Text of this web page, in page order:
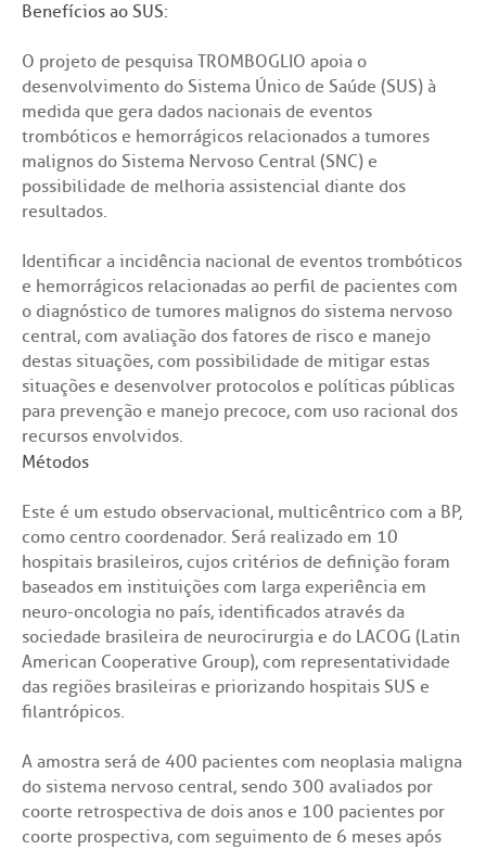
Benefícios ao SUS:
O projeto de pesquisa TROMBOGLIO apoia o
desenvolvimento do Sistema Único de Saúde (SUS) à
medida que gera dados nacionais de eventos
trombóticos e hemorrágicos relacionados a tumores
malignos do Sistema Nervoso Central (SNC) e
possibilidade de melhoria assistencial diante dos
resultados.
Identificar a incidência nacional de eventos trombóticos
e hemorrágicos relacionadas ao perfil de pacientes com
o diagnóstico de tumores malignos do sistema nervoso
central, com avaliação dos fatores de risco e manejo
destas situações, com possibilidade de mitigar estas
situações e desenvolver protocolos e políticas públicas
para prevenção e manejo precoce, com uso racional dos
recursos envolvidos.
Métodos
Este é um estudo observacional, multicêntrico com a BP,
como centro coordenador. Será realizado em 10
hospitais brasileiros, cujos critérios de definição foram
baseados em instituições com larga experiência em
neuro-oncologia no país, identificados através da
sociedade brasileira de neurocirurgia e do LACOG (Latin
American Cooperative Group), com representatividade
das regiões brasileiras e priorizando hospitais SUS e
filantrópicos.
A amostra será de 400 pacientes com neoplasia maligna
do sistema nervoso central, sendo 300 avaliados por
coorte retrospectiva de dois anos e 100 pacientes por
coorte prospectiva, com seguimento de 6 meses após